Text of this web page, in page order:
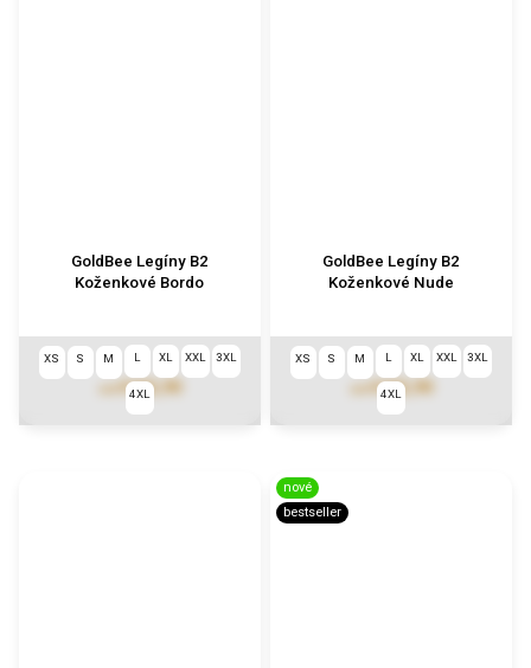
GoldBee Legíny B2
Koženkové Bordo
€102,90
XS S M L XL XXL 3XL
4XL
GoldBee Legíny B2
Koženkové Nude
€102,90
XS S M L XL XXL 3XL
4XL
nové
bestseller